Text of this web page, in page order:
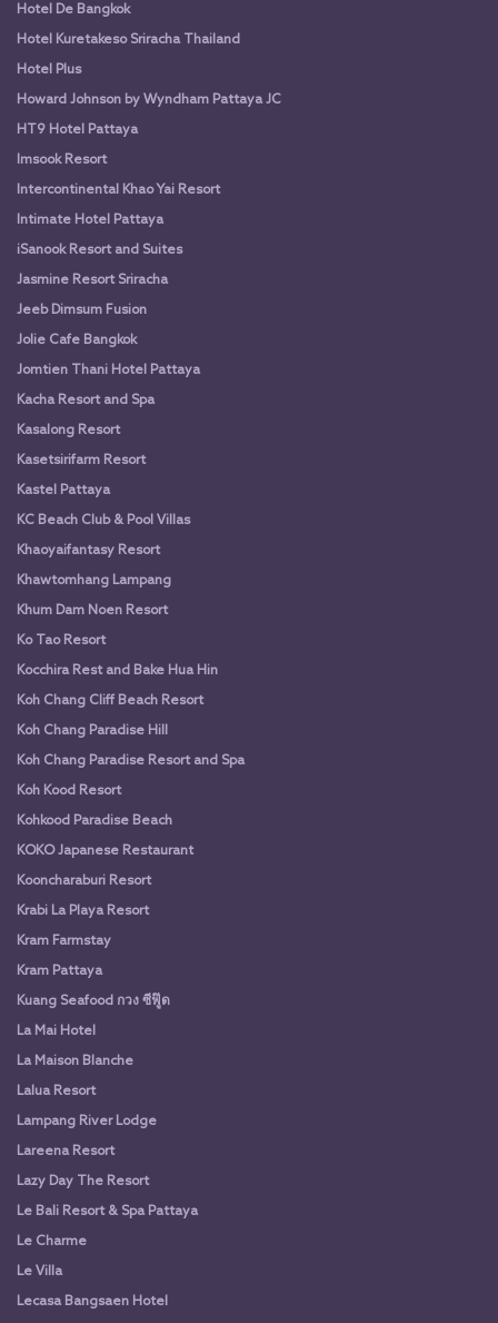
Hotel De Bangkok
Hotel Kuretakeso Sriracha Thailand
Hotel Plus
Howard Johnson by Wyndham Pattaya JC
HT9 Hotel Pattaya
Imsook Resort
Intercontinental Khao Yai Resort
Intimate Hotel Pattaya
iSanook Resort and Suites
Jasmine Resort Sriracha
Jeeb Dimsum Fusion
Jolie Cafe Bangkok
Jomtien Thani Hotel Pattaya
Kacha Resort and Spa
Kasalong Resort
Kasetsirifarm Resort
Kastel Pattaya
KC Beach Club & Pool Villas
Khaoyaifantasy Resort
Khawtomhang Lampang
Khum Dam Noen Resort
Ko Tao Resort
Kocchira Rest and Bake Hua Hin
Koh Chang Cliff Beach Resort
Koh Chang Paradise Hill
Koh Chang Paradise Resort and Spa
Koh Kood Resort
Kohkood Paradise Beach
KOKO Japanese Restaurant
Kooncharaburi Resort
Krabi La Playa Resort
Kram Farmstay
Kram Pattaya
Kuang Seafood กวง ซีฟู๊ด
La Mai Hotel
La Maison Blanche
Lalua Resort
Lampang River Lodge
Lareena Resort
Lazy Day The Resort
Le Bali Resort & Spa Pattaya
Le Charme
Le Villa
Lecasa Bangsaen Hotel